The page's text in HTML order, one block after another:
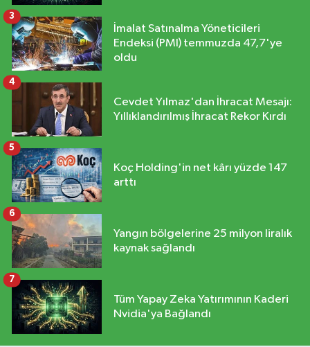
İmalat Satınalma Yöneticileri
Endeksi (PMI) temmuzda 47,7'ye
oldu
3
Cevdet Yılmaz'dan İhracat Mesajı:
Yıllıklandırılmış İhracat Rekor Kırdı
4
Koç Holding'in net kârı yüzde 147
arttı
5
Yangın bölgelerine 25 milyon liralık
kaynak sağlandı
6
Tüm Yapay Zeka Yatırımının Kaderi
Nvidia'ya Bağlandı
7